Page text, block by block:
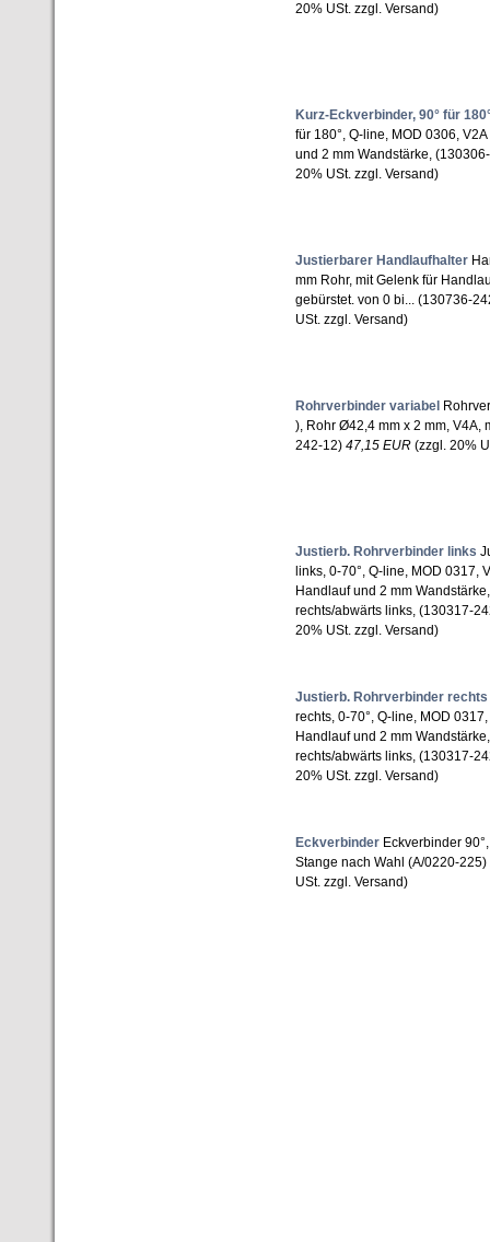
20% USt. zzgl. Versand)
Kurz-Eckverbinder, 90° für
für 180°, Q-line, MOD 0306,
und 2 mm Wandstärke,
20% USt. zzgl. Versand)
Justierbarer Handlaufhalter
mm Rohr, mit Gelenk für
gebürstet. von 0 bi... (130736-
USt. zzgl. Versand)
Rohrverbinder variabel
), Rohr Ø42,4 mm x 2 mm, V4A,
242-12) 47,15 EUR (zzgl. 20%
Justierb. Rohrverbinder links
links, 0-70°, Q-line, MOD 0317,
Handlauf und 2 mm
rechts/abwärts links, (130317-
20% USt. zzgl. Versand)
Justierb. Rohrverbinder rechts
rechts, 0-70°, Q-line, MOD
Handlauf und 2 mm
rechts/abwärts links, (130317-
20% USt. zzgl. Versand)
Eckverbinder Eckverbinder
Stange nach Wahl (A/0220-225)
USt. zzgl. Versand)